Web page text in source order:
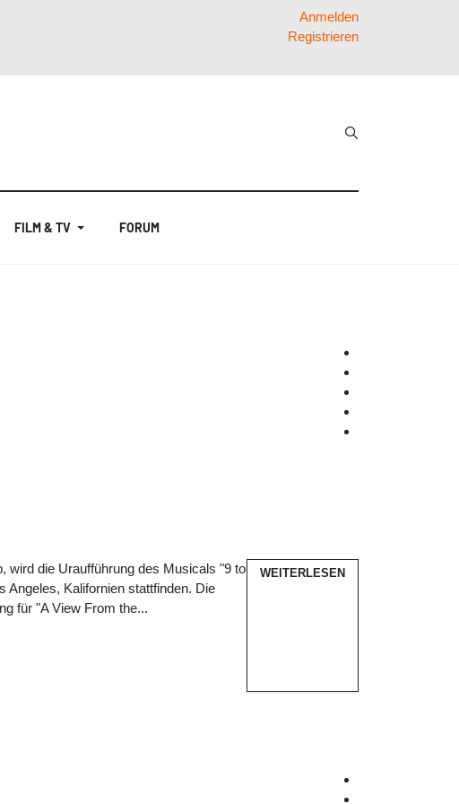
Anmelden
Registrieren
FILM & TV FORUM
wird die Uraufführung des Musicals "9 to
Angeles, Kalifornien stattfinden. Die
für "A View From the...
WEITERLESEN